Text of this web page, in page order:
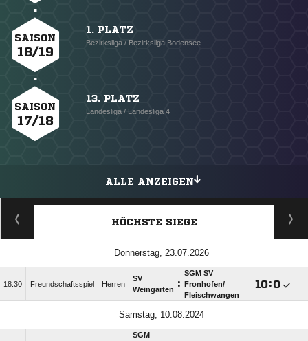
SAISON
18/19
1. PLATZ
Bezirksliga / Bezirksliga Bodensee
SAISON
17/18
13. PLATZ
Landesliga / Landesliga 4
ALLE ANZEIGEN
HÖCHSTE SIEGE
Donnerstag, 23.07.2026
18:30 Freundschaftsspiel Herren
SV
Weingarten :
SGM SV
Fronhofen/​
Fleischwangen
:
Samstag, 10.08.2024
SGM